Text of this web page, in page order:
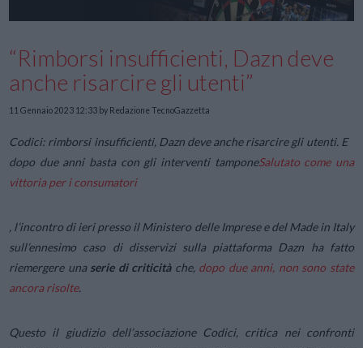
“Rimborsi insufficienti, Dazn deve
anche risarcire gli utenti”
11 Gennaio 2023 12:33 by Redazione TecnoGazzetta
Codici: rimborsi insufficienti, Dazn deve anche risarcire gli utenti. E
dopo due anni basta con gli interventi tamponeSalutato come una
vittoria per i consumatori
, l’incontro di ieri presso il Ministero delle Imprese e del Made in Italy
sull’ennesimo caso di disservizi sulla piattaforma Dazn ha fatto
riemergere una serie di criticitàche, dopo due anni, non sono state
ancora risolte.
Questo il giudizio dell’associazione Codici, critica nei confronti